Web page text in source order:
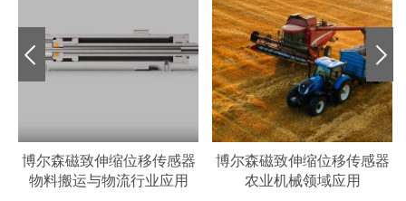
博尔森磁致伸缩位移传感器
物料搬运与物流行业应用
博尔森磁致伸缩位移传感器
农业机械领域应用